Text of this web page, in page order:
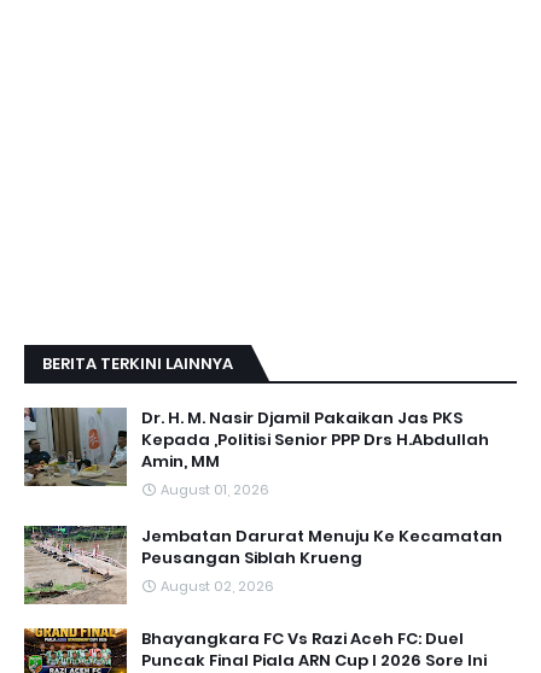
BERITA TERKINI LAINNYA
Dr. H. M. Nasir Djamil Pakaikan Jas PKS
Kepada ,Politisi Senior PPP Drs H.Abdullah
Amin, MM
August 01, 2026
Jembatan Darurat Menuju Ke Kecamatan
Peusangan Siblah Krueng
August 02, 2026
Bhayangkara FC Vs Razi Aceh FC: Duel
Puncak Final Piala ARN Cup I 2026 Sore Ini